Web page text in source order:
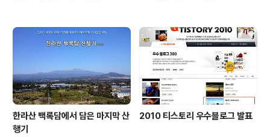
한라산 백록담에서 담은 마지막 산
행기
2010 티스토리 우수블로그 발표